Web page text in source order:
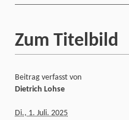
Zum Titelbild
Beitrag verfasst von
Dietrich Lohse
Di., 1. Juli. 2025